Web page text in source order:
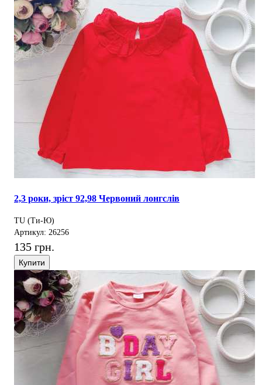
2,3 роки, зріст 92,98 Червоний лонгслів
TU (Ти-Ю)
Артикул: 26256
135 грн.
Купити